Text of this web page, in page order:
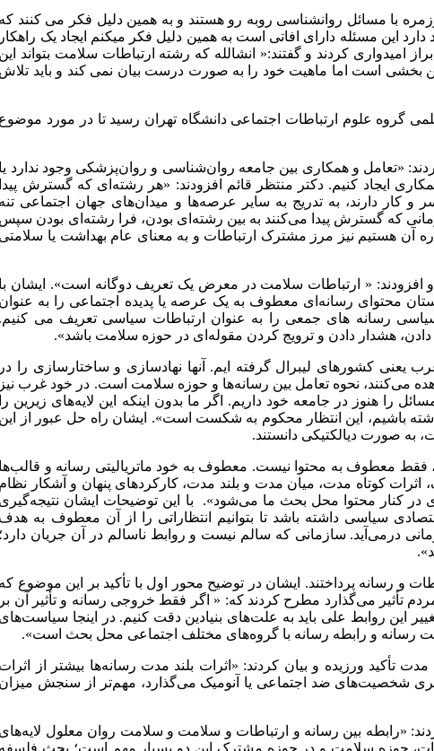
با مسائل روانشناسی روبه رو هستند و به همین دلیل فکر می کنند که
این مسئله دارای افاتی است به همین دلیل فکر می­کنم ایجاد یک راهکار
امیدواری کردند و گفتند:« انشالله که رشته ارتباطات سلامت بتواند این
بخشی است اما ماهیت خود را به صورت درست بیان نمی کند و باید تلاش
گروه علوم ارتباطات اجتماعی دانشگاه تهران رسید تا در مورد موضوع
«تعامل و همکاری بین جامعه روان‌شناسی و روان‌پزشکی وجود ندارد یا
ایجاد کنیم. دکتر منتظر قائم افزودند: «هر رشته‌ای که گسترش پیدا
کار دارند، به تدریج به سایر عرصه‌ها و میدان‌های جهان اجتماعی تنه
که گسترش پیدا می‌کنند به بین رشته‌ای بودن، فرا رشته‌ای بودن سپس
هستیم نیز مرز مشترک ارتباطات و به معنای عام بهداشت یا سلامتی
و افزودند: « ارتباطات سلامت در معرض یک تعریف دوگانه است». ایشان با
محتوای رسانه‌ای معطوف به یک عرصه یا پدیده اجتماعی را به عنوان
رسانه های جمعی را به عنوان ارتباطات سیاسی تعریف می کنیم.
هشدار دادن و ترویج کردن مقوله‌ای در حوزه سلامت باشد».
یعنی کشورهای لیبرال گرفته ایم. آنها نهادسازی و ساختارسازی را در
می‌کنند، نحوه تعامل بین رسانه‌ها و حوزه سلامت است. در خود غرب نیز
را هنوز در جامعه خود داریم. اگر ما بدون اینکه این لایه‌های زیرین را
باشیم، این انتظار محکوم به شکست است». ایشان راه حل عبور از این
به صورت دیالکتیکی دانستند.
فقط معطوف به محتوا نیست. معطوف به خود ماتریالیتی رسانه و قالب‌ها
کوتاه مدت، میان مدت و بلند مدت، کارکردهای پنهان و آشکار نظام
در کنار محتوا محل بحث ما می‌شود». با این توضیحات ایشان نتیجه‌گیری
سیاسی داشته باشد تا بتوانیم انتظاراتی را از آن معطوف به هدف
درمی‌آید. سازمانی که سالم نیست و روابط ناسالم در آن جریان دارد؛
محور تأثیر سلامت بر ارتباطات و رسانه پرداختند. ایشان در توضیح محور اول با تأکید بر این موضوع که
تأثیر می‌گذارد مطرح کردند که: « اگر فقط خروجی رسانه و تأثیر آن بر
این روابط علی باید به علت‌های بنیادین دقت کنیم. در اینجا سیاست‌های
رسانه و رابطه رسانه با گروه‌های مختلف اجتماعی محل بحث است».
تأکید ورزیده و بیان کردند: «اثرات بلند مدت رسانه‌ها بیشتر از اثرات
شخصیت‌های ضد اجتماعی یا آنومیک می‌گذارد، مهم‌تر از سنجش میزان
«رابطه بین رسانه و ارتباطات و سلامت و سلامت روان معلول لایه‌های